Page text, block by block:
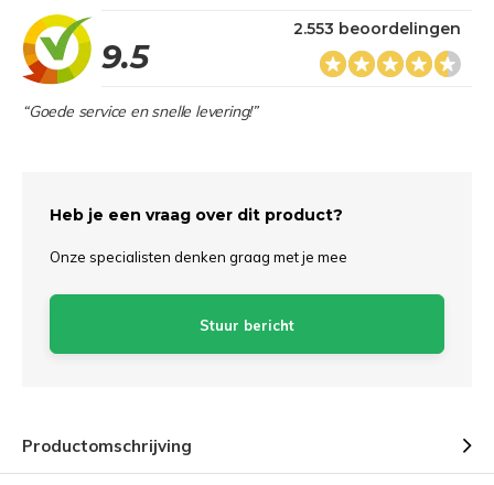
9.5
2.553 beoordelingen
“Goede service en snelle levering!”
Heb je een vraag over dit product?
Onze specialisten denken graag met je mee
Stuur bericht
Productomschrijving